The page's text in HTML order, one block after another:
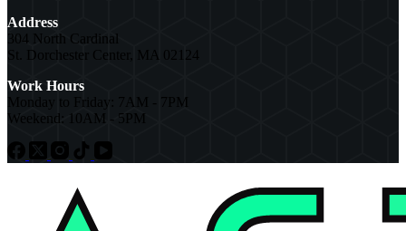
Address
304 North Cardinal
St. Dorchester Center, MA 02124
Work Hours
Monday to Friday: 7AM - 7PM
Weekend: 10AM - 5PM